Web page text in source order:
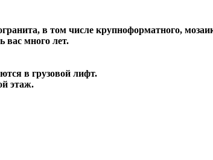
в том числе крупноформатного,
вас много лет.
в грузовой лифт.
этаж.